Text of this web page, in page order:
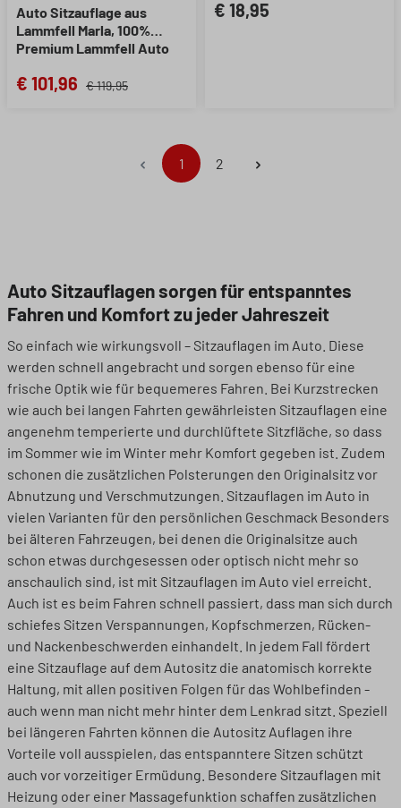
Auto Sitzauflage aus
Lammfell Marla, 100%
Premium Lammfell Auto
Sitzaufleger beige, 1 Stück
€ 101,96 € 119,95
€ 18,95
Seite
1 Seite
2
Auto Sitzauflagen sorgen für entspanntes
Fahren und Komfort zu jeder Jahreszeit
So einfach wie wirkungsvoll – Sitzauflagen im Auto. Diese
werden schnell angebracht und sorgen ebenso für eine
frische Optik wie für bequemeres Fahren. Bei Kurzstrecken
wie auch bei langen Fahrten gewährleisten Sitzauflagen eine
angenehm temperierte und durchlüftete Sitzfläche, so dass
im Sommer wie im Winter mehr Komfort gegeben ist. Zudem
schonen die zusätzlichen Polsterungen den Originalsitz vor
Abnutzung und Verschmutzungen. Sitzauflagen im Auto in
vielen Varianten für den persönlichen Geschmack Besonders
bei älteren Fahrzeugen, bei denen die Originalsitze auch
schon etwas durchgesessen oder optisch nicht mehr so
anschaulich sind, ist mit Sitzauflagen im Auto viel erreicht.
Auch ist es beim Fahren schnell passiert, dass man sich durch
schiefes Sitzen Verspannungen, Kopfschmerzen, Rücken-
und Nackenbeschwerden einhandelt. In jedem Fall fördert
eine Sitzauflage auf dem Autositz die anatomisch korrekte
Haltung, mit allen positiven Folgen für das Wohlbefinden -
auch wenn man nicht mehr hinter dem Lenkrad sitzt. Speziell
bei längeren Fahrten können die Autositz Auflagen ihre
Vorteile voll ausspielen, das entspanntere Sitzen schützt
auch vor vorzeitiger Ermüdung. Besondere Sitzauflagen mit
Heizung oder einer Massagefunktion schaffen zusätzlichen